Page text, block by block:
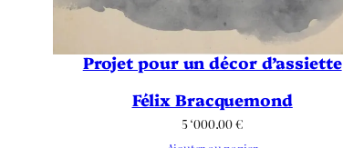
Projet pour un décor d’assiette
Félix Bracquemond
5 ‘000.00€